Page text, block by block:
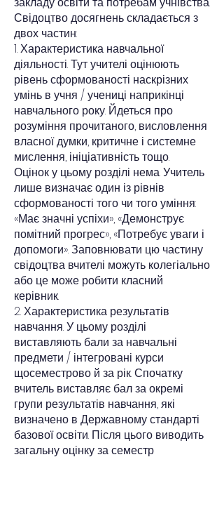
Свідоцтво досягнень складається з
двох частин:
1. Характеристика навчальної
діяльності. Тут учителі оцінюють
рівень сформованості наскрізних
умінь в учня / учениці наприкінці
навчального року. Йдеться про
розуміння прочитаного, висловлення
власної думки, критичне і системне
мислення, ініціативність тощо.
Оцінок у цьому розділі нема. Учитель
лише визначає один із рівнів
сформованості того чи того уміння:
«Має значні успіхи», «Демонструє
помітний прогрес», «Потребує уваги і
допомоги». Заповнювати цю частину
свідоцтва вчителі можуть колегіально
або це може робити класний
керівник.
2. Характеристика результатів
навчання. У цьому розділі
виставляють бали за навчальні
предмети / інтегровані курси
щосеместрово й за рік. Спочатку
вчитель виставляє бал за окремі
групи результатів навчання, які
визначено в Державному стандарті
базової освіти. Після цього виводить
загальну оцінку за семестр